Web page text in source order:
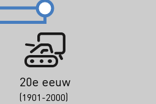
20e eeuw
(1901-2000)